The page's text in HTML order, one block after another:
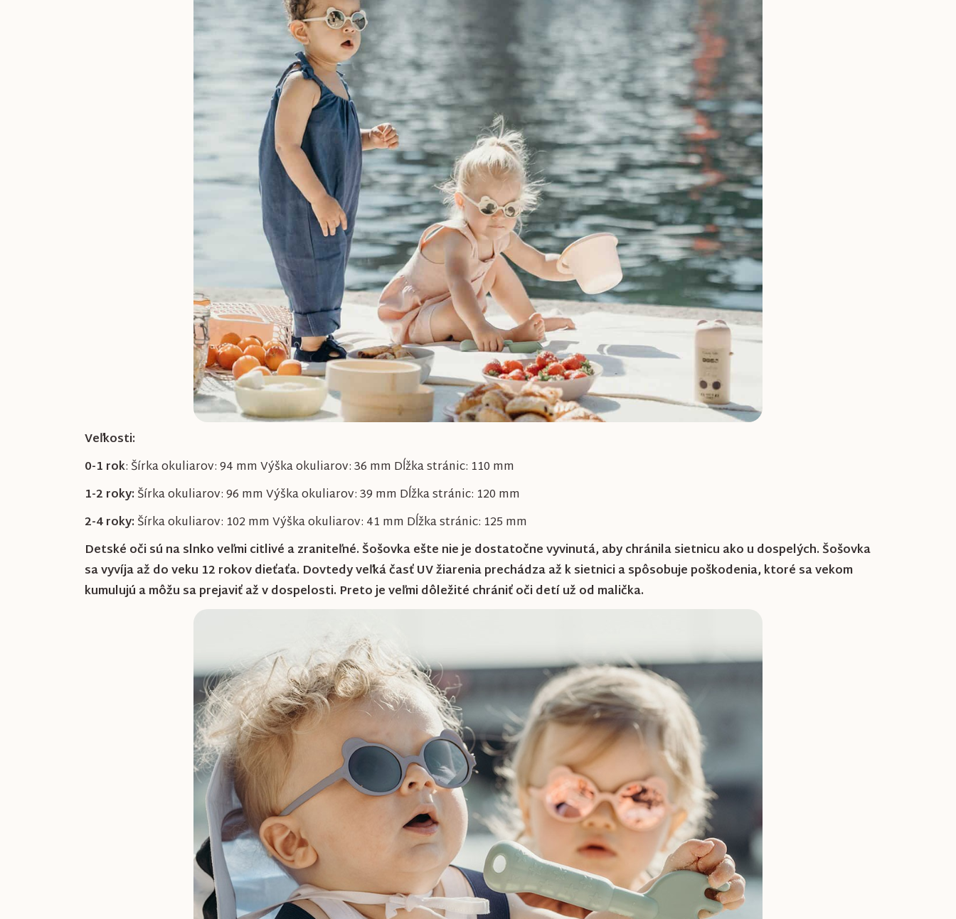
Veľkosti:
0-1 rok: Šírka okuliarov: 94 mm Výška okuliarov: 36 mm Dĺžka stránic: 110 mm
1-2 roky: Šírka okuliarov: 96 mm Výška okuliarov: 39 mm Dĺžka stránic: 120 mm
2-4 roky: Šírka okuliarov: 102 mm Výška okuliarov: 41 mm Dĺžka stránic: 125 mm
Detské oči sú na slnko veľmi citlivé a zraniteľné. Šošovka ešte nie je dostatočne vyvinutá, aby chránila sietnicu ako u dospelých. Šošovka
sa vyvíja až do veku 12 rokov dieťaťa. Dovtedy veľká časť UV žiarenia prechádza až k sietnici a spôsobuje poškodenia, ktoré sa vekom
kumulujú a môžu sa prejaviť až v dospelosti. Preto je veľmi dôležité chrániť oči detí už od malička.